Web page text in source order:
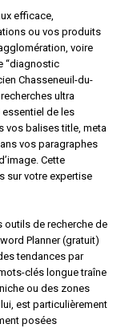
efficace,
ou vos produits
voire
“diagnostic
Chasseneuil-du-
ultra
de les
vos balises title, meta
vos paragraphes
Cette
sur votre expertise
outils de recherche de
Planner (gratuit)
tendances par
clés longue traîne
ou des zones
est particulièrement
posées